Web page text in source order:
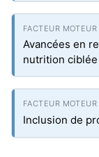
Avancées en
nutrition
Inclusion de